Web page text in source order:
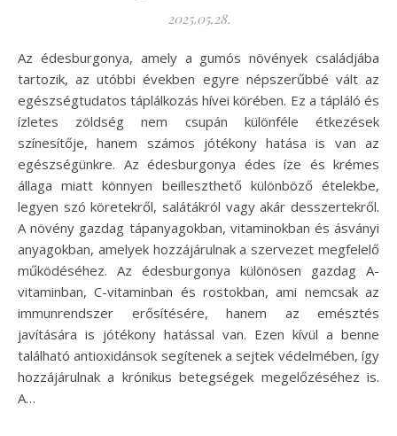
2025.05.28.
Az édesburgonya, amely a gumós növények családjába
tartozik, az utóbbi években egyre népszerűbbé vált az
egészségtudatos táplálkozás hívei körében. Ez a tápláló és
ízletes zöldség nem csupán különféle étkezések
színesítője, hanem számos jótékony hatása is van az
egészségünkre. Az édesburgonya édes íze és krémes
állaga miatt könnyen beilleszthető különböző ételekbe,
legyen szó köretekről, salátákról vagy akár desszertekről.
A növény gazdag tápanyagokban, vitaminokban és ásványi
anyagokban, amelyek hozzájárulnak a szervezet megfelelő
működéséhez. Az édesburgonya különösen gazdag A-
vitaminban, C-vitaminban és rostokban, ami nemcsak az
immunrendszer erősítésére, hanem az emésztés
javítására is jótékony hatással van. Ezen kívül a benne
található antioxidánsok segítenek a sejtek védelmében, így
hozzájárulnak a krónikus betegségek megelőzéséhez is.
A…